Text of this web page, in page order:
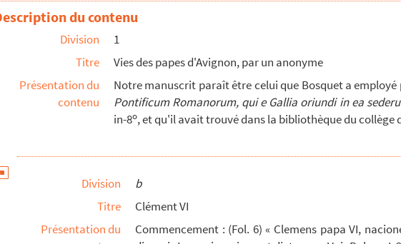
ludo scaccorum de moribus et officiis nobi...
et tacendid'Albertano de Brescia
478, 479).
478, 479).
vol. 3 sur 3 (ms. 477, 478, 479).
vol. 2 sur 2 (ms. 480-481)
du contenu
Division
1
Titre
Vies des papes d'Avignon, par un anonyme
Présentation du
contenu
Notre manuscrit paraît être celui que Bosquet a
Pontificum Romanorum, qui e Gallia oriundi in ea
in-8o, et qu'il avait trouvé dans la bibliothèque du collège
Division
b
Titre
Clément VI
Présentation du
Commencement : (Fol. 6) « Clemens papa VI,